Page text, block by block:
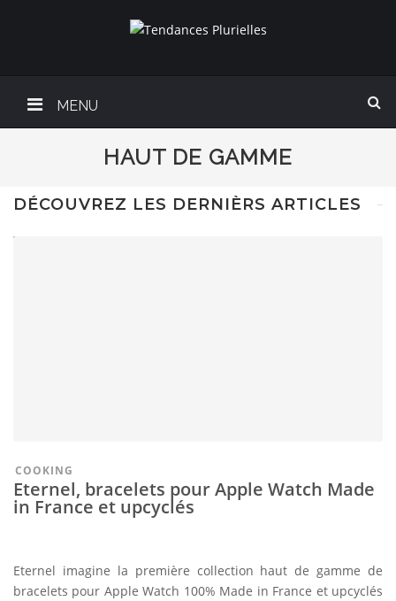
MENU
HAUT DE GAMME
DÉCOUVREZ LES DERNIÈRS ARTICLES
COOKING
Eternel, bracelets pour Apple Watch Made
in France et upcyclés
Eternel imagine la première collection haut de gamme de
bracelets pour Apple Watch 100% Made in France et upcyclés